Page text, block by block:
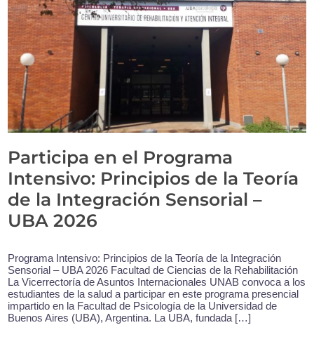
Participa en el Programa
Intensivo: Principios de la Teoría
de la Integración Sensorial –
UBA 2026
Programa Intensivo: Principios de la Teoría de la Integración
Sensorial – UBA 2026 Facultad de Ciencias de la Rehabilitación
La Vicerrectoría de Asuntos Internacionales UNAB convoca a los
estudiantes de la salud a participar en este programa presencial
impartido en la Facultad de Psicología de la Universidad de
Buenos Aires (UBA), Argentina. La UBA, fundada […]